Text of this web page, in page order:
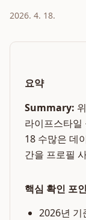
2026. 4. 18.
요약
Summary:
라이프스타일
18 수많은 데
간을 프로필
핵심 확인 포
2026년 기